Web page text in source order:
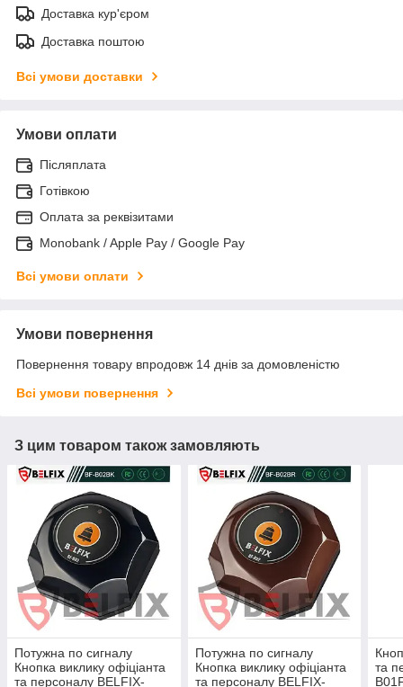
Доставка кур'єром
Доставка поштою
Всі умови доставки
Умови оплати
Післяплата
Готівкою
Оплата за реквізитами
Monobank / Apple Pay / Google Pay
Всі умови оплати
Умови повернення
Повернення товару впродовж 14 днів за домовленістю
Всі умови повернення
З цим товаром також замовляють
Потужна по сигналу
Кнопка виклику офіціанта
та персоналу BELFIX-
Потужна по сигналу
Кнопка виклику офіціанта
та персоналу BELFIX-
та